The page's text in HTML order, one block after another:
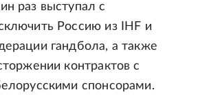
раз выступал с
Россию из IHF и
гандбола, а также
контрактов с
спонсорами.